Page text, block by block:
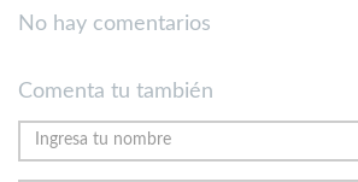
No hay comentarios
Comenta tu también